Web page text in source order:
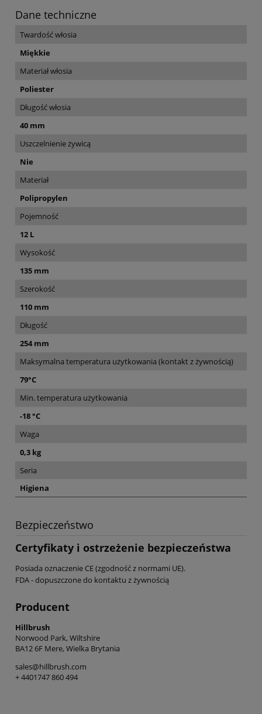
Dane techniczne
Twardość włosia
Miękkie
Materiał włosia
Poliester
Długość włosia
40 mm
Uszczelnienie żywicą
Nie
Materiał
Polipropylen
Pojemność
12 L
Wysokość
135 mm
Szerokość
110 mm
Długość
254 mm
Maksymalna temperatura użytkowania (kontakt z żywnością)
79°C
Min. temperatura użytkowania
-18 °C
Waga
0,3 kg
Seria
Higiena
Bezpieczeństwo
Certyfikaty i ostrzeżenie bezpieczeństwa
Posiada oznaczenie CE (zgodność z normami UE).
FDA - dopuszczone do kontaktu z żywnością
Producent
Hillbrush
Norwood Park, Wiltshire
BA12 6F Mere, Wielka Brytania
sales@hillbrush.com
+ 4401747 860 494